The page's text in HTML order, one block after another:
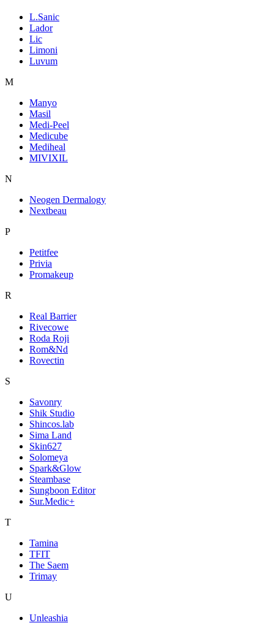
L.Sanic
Lador
Lic
Limoni
Luvum
M
Manyo
Masil
Medi-Peel
Medicube
Mediheal
MIVIXIL
N
Neogen Dermalogy
Nextbeau
P
Petitfee
Privia
Promakeup
R
Real Barrier
Rivecowe
Roda Roji
Rom&Nd
Rovectin
S
Savonry
Shik Studio
Shincos.lab
Sima Land
Skin627
Solomeya
Spark&Glow
Steambase
Sungboon Editor
Sur.Medic+
T
Tamina
TFIT
The Saem
Trimay
U
Unleashia